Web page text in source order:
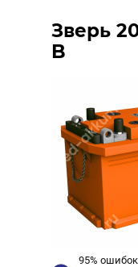
Зверь
B
95%